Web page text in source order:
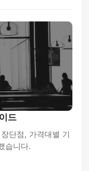
드
단점, 가격대별 기
습니다.